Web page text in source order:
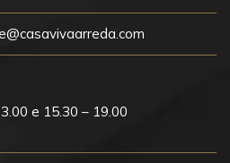
e 15.30 – 19.00